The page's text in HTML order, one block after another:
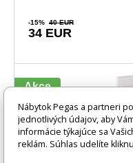
-15% 40 EUR
34 EUR
Akce
Nábytok Pegas a partneri
jednotlivých údajov, aby
informácie týkajúce sa
reklám. Súhlas udelíte